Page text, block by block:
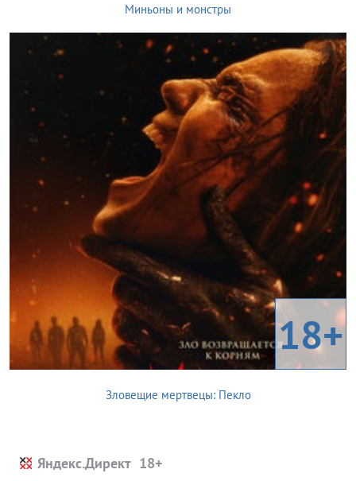
Миньоны и монстры
18+
Зловещие мертвецы: Пекло
Яндекс.Директ